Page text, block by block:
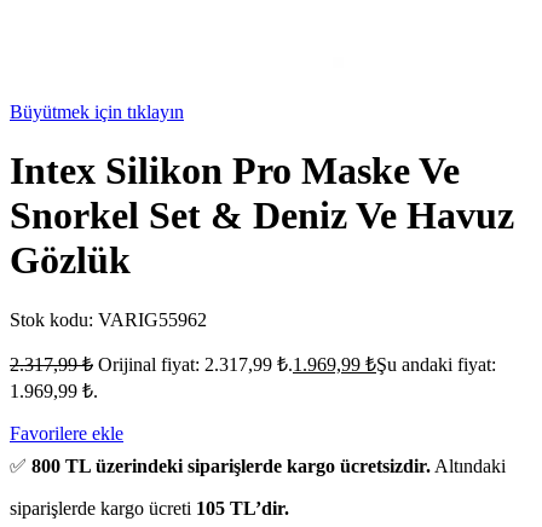
Büyütmek için tıklayın
Intex Silikon Pro Maske Ve
Snorkel Set & Deniz Ve Havuz
Gözlük
Stok kodu: VARIG55962
2.317,99₺ Orijinal fiyat: 2.317,99 ₺.1.969,99 ₺Şu andaki fiyat:
1.969,99 ₺.
Favorilere ekle
✅ 800 TL üzerindeki siparişlerde kargo ücretsizdir. Altındaki
siparişlerde kargo ücreti 105 TL’dir.